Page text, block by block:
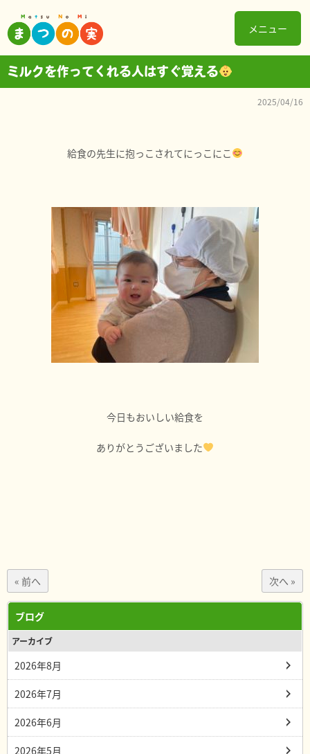
メニュー
ミルクを作ってくれる人はすぐ覚える
2025/04/16
給食の先生に抱っこされてにっこにこ
今日もおいしい給食を
ありがとうございました
« 前へ 次へ »
ブログ
アーカイブ
2026年8月
2026年7月
2026年6月
2026年5月